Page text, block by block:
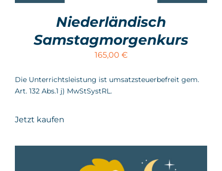
Niederländisch
Samstagmorgenkurs
165,00 €
Die Unterrichtsleistung ist umsatzsteuerbefreit gem.
Art. 132 Abs.1 j) MwStSystRL.
Jetzt kaufen